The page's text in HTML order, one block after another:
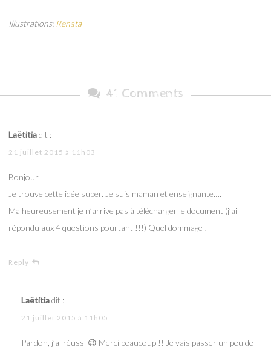
Illustrations: Renata
41 Comments
Laëtitiadit :
21 juillet 2015 à 11h03
Bonjour,
Je trouve cette idée super. Je suis maman et enseignante….
Malheureusement je n’arrive pas à télécharger le document (j’ai
répondu aux 4 questions pourtant !!!) Quel dommage !
Reply
Laëtitiadit :
21 juillet 2015 à 11h05
Pardon, j’ai réussi 😉 Merci beaucoup !! Je vais passer un peu de